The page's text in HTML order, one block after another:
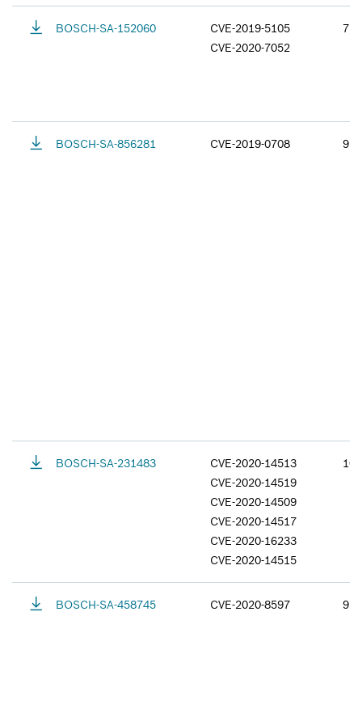
BOSCH-SA-152060
CVE-2019-5105
CVE-2020-7052
7.5
BOSCH-SA-856281 CVE-2019-0708 9.8
BOSCH-SA-231483
CVE-2020-14513
CVE-2020-14519
CVE-2020-14509
CVE-2020-14517
CVE-2020-16233
CVE-2020-14515
BOSCH-SA-458745 CVE-2020-8597 9.8